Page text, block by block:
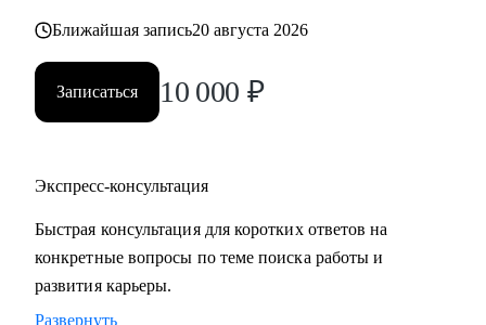
Ближайшая запись20 августа 2026
Записаться 10 000 ₽
Экспресс-консультация
Быстрая консультация для коротких ответов на
конкретные вопросы по теме поиска работы и
развития карьеры.
Развернуть